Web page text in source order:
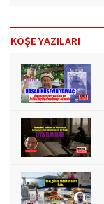
KÖŞE YAZILARI